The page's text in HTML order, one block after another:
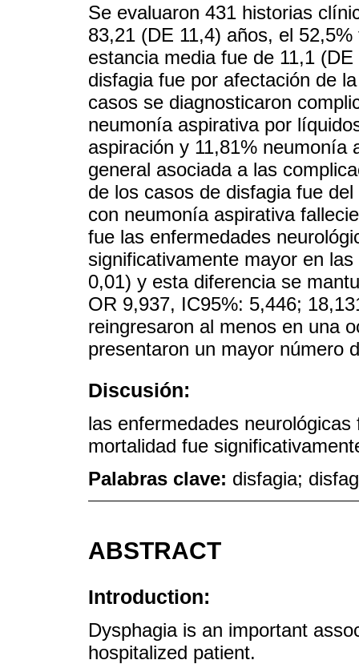
Se evaluaron 431 historias
83,21 (DE 11,4) años, el
estancia media fue de 11,1
disfagia fue por afectación de
casos se diagnosticaron
neumonía aspirativa por
aspiración y 11,81% neumonía
general asociada a las
de los casos de disfagia fue
con neumonía aspirativa
fue las enfermedades
significativamente mayor en
0,01) y esta diferencia se
OR 9,937, IC95%: 5,446;
reingresaron al menos en una
presentaron un mayor número
Discusión:
las enfermedades
mortalidad fue
Palabras clave: disfagia;
ABSTRACT
Introduction:
Dysphagia is an important
hospitalized patient.